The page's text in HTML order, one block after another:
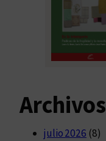
Archivos
julio 2026 (8)